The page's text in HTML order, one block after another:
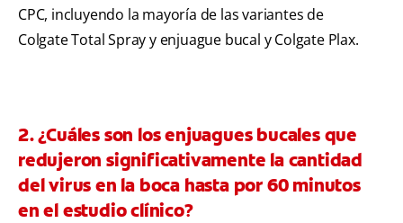
CPC, incluyendo la mayoría de las variantes de
Colgate Total Spray y enjuague bucal y Colgate Plax.
2. ¿Cuáles son los enjuagues bucales que
redujeron significativamente la cantidad
del virus en la boca hasta por 60 minutos
en el estudio clínico?